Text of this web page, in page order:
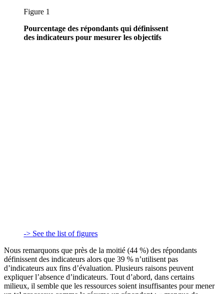
Figure 1
Pourcentage des répondants qui définissent
des indicateurs pour mesurer les objectifs
-> See the list of figures
Nous remarquons que près de la moitié (44 %) des répondants
définissent des indicateurs alors que 39 % n’utilisent pas
d’indicateurs aux fins d’évaluation. Plusieurs raisons peuvent
expliquer l’absence d’indicateurs. Tout d’abord, dans certains
milieux, il semble que les ressources soient insuffisantes pour mener